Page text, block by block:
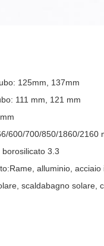
: 125mm, 137mm
111 mm, 121 mm
600/700/850/1860/2160
borosilicato 3.3
:Rame, alluminio, acciaio
scaldabagno solare,